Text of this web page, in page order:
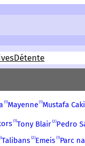
Détente
1 Mayenne 1 Mustafa
1 Tony Blair 2 Pedro
Talibans 2 Emeis 1 Parc